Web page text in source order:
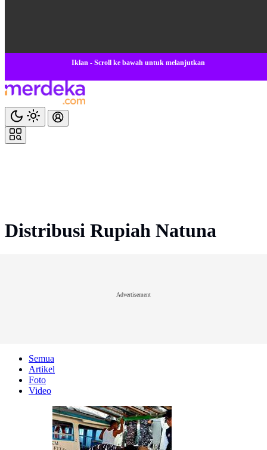
Iklan - Scroll ke bawah untuk melanjutkan
Distribusi Rupiah Natuna
Advertisement
Semua
Artikel
Foto
Video